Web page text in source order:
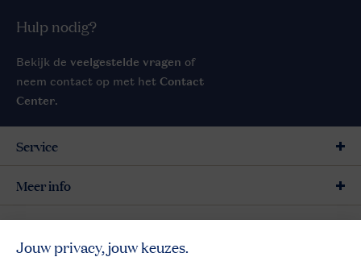
Hulp nodig?
Bekijk de veelgestelde vragen of
neem contact op met het Contact
Center.
Service
Meer info
Meer Landal